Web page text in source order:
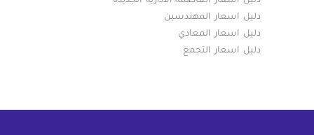
دليل اسعار المهندسين
دليل اسعار المعادي
دليل اسعار التجمع